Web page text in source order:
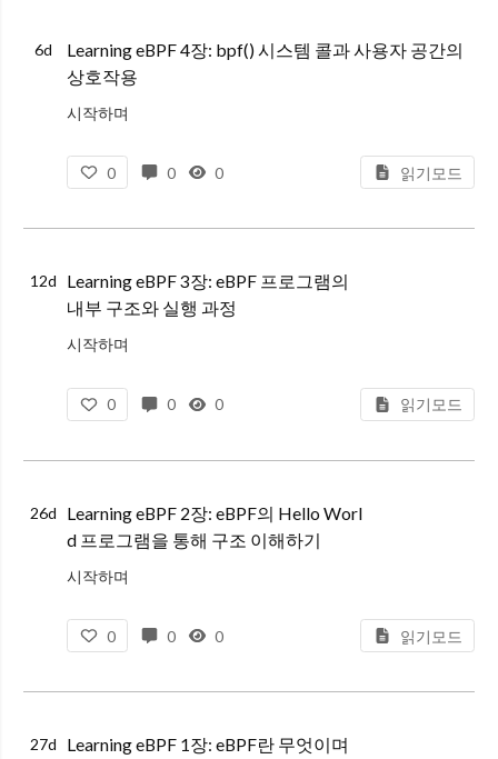
6d
Learning eBPF 4장: bpf() 시스템 콜과 사용자 공간의
상호작용
시작하며
0
0 0 읽기모드
12d
Learning eBPF 3장: eBPF 프로그램의
내부 구조와 실행 과정
시작하며
0
0 0 읽기모드
26d
Learning eBPF 2장: eBPF의 Hello Worl
d 프로그램을 통해 구조 이해하기
시작하며
2장에서는 eBPF의 가장 기본적인 개발 도구인 BCC(BPF Com
0 0 0 읽기모드
27d
Learning eBPF 1장: eBPF란 무엇이며